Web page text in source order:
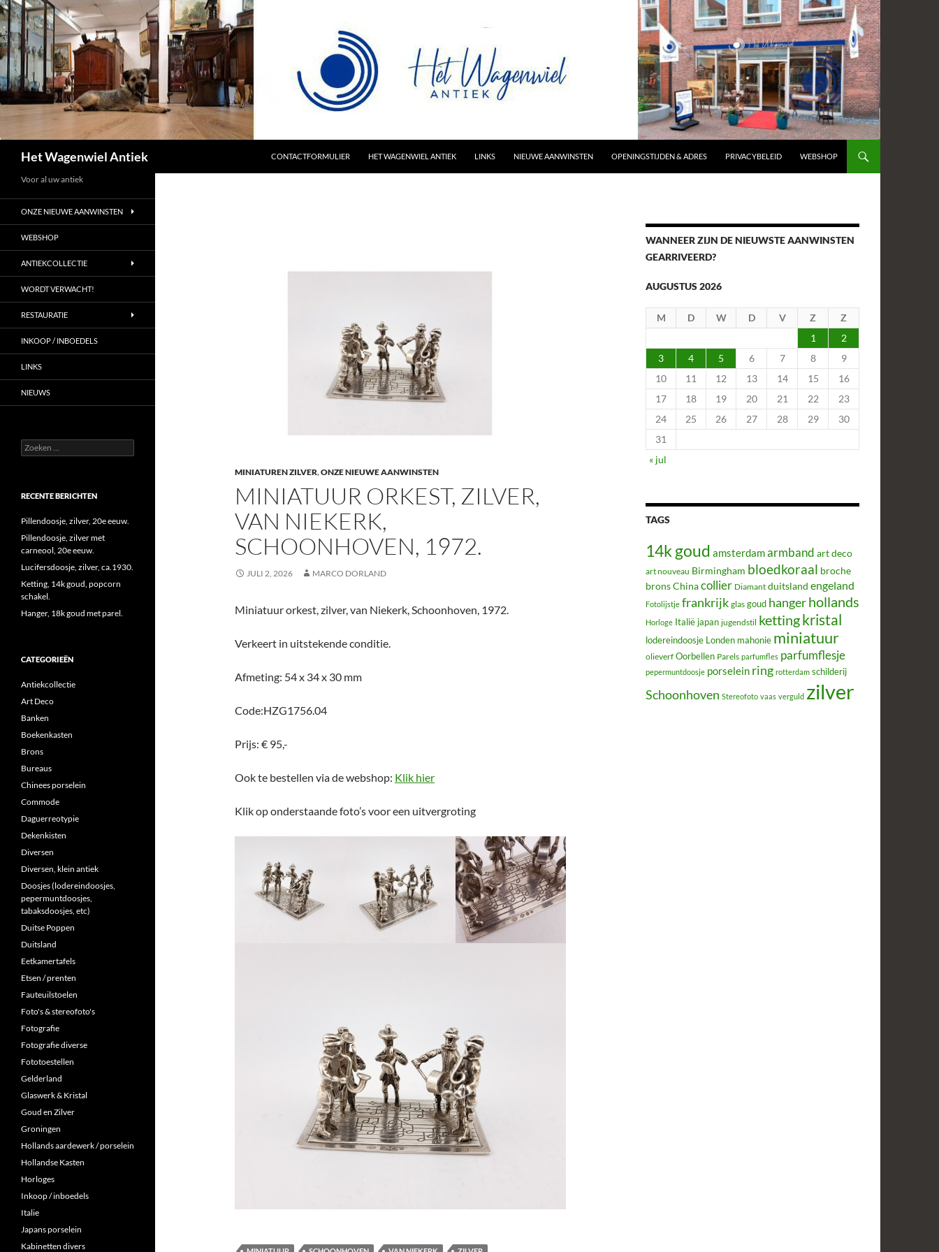
Het Wagenwiel Antiek
CONTACTFORMULIER
HET WAGENWIEL ANTIEK LINKS NIEUWE AANWINSTEN OPENINGSTIJDEN & ADRES PRIVACYBELEID WEBSHOP
MINIATUREN ZILVER,ONZE NIEUWE AANWINSTEN
MINIATUUR ORKEST, ZILVER,
VAN NIEKERK,
SCHOONHOVEN, 1972.
JULI 2, 2026 MARCO DORLAND
Miniatuur orkest, zilver, van Niekerk, Schoonhoven, 1972.
Verkeert in uitstekende conditie.
Afmeting: 54 x 34 x 30 mm
Code:HZG1756.04
Prijs: € 95,-
Ook te bestellen via de webshop: Klik hier
Klik op onderstaande foto’s voor een uitvergroting
WANNEER ZIJN DE NIEUWSTE AANWINSTEN
GEARRIVEERD?
AUGUSTUS 2026
M D W D V Z
Z
1
2
3
4 5 6 7 8
9
10
11 12 13 14 15
16
17
18 19 20 21 22
23
24
25 26 27 28 29
30
31
« jul
TAGS
14k goud amsterdamarmband art deco
art nouveau Birmingham bloedkoraal broche
bronsChinacollier Diamant duitsland engeland
Fotolijstje frankrijk glas goud hangerhollands
Horloge Italië japan jugendstil kettingkristal
lodereindoosje Londen mahonie miniatuur
olieverf Oorbellen Parels parfumfles parfumflesje
pepermuntdoosje porselein ring rotterdam schilderij
Schoonhoven Stereofoto vaas verguld zilver
Voor al uw antiek
ONZE NIEUWE AANWINSTEN
WEBSHOP
ANTIEKCOLLECTIE
WORDT VERWACHT!
RESTAURATIE
INKOOP / INBOEDELS
LINKS
NIEUWS
Zoeken
naar:
RECENTE BERICHTEN
Pillendoosje, zilver, 20e eeuw.
Pillendoosje, zilver met
carneool, 20e eeuw.
Lucifersdoosje, zilver, ca.1930.
Ketting, 14k goud, popcorn
schakel.
Hanger, 18k goud met parel.
CATEGORIEËN
Antiekcollectie
Art Deco
Banken
Boekenkasten
Brons
Bureaus
Chinees porselein
Commode
Daguerreotypie
Dekenkisten
Diversen
Diversen, klein antiek
Doosjes (lodereindoosjes,
pepermuntdoosjes,
tabaksdoosjes, etc)
Duitse Poppen
Duitsland
Eetkamertafels
Etsen / prenten
Fauteuilstoelen
Foto's & stereofoto's
Fotografie
Fotografie diverse
Fototoestellen
Gelderland
Glaswerk & Kristal
Goud en Zilver
Groningen
Hollands aardewerk / porselein
Hollandse Kasten
Horloges
Inkoop / inboedels
Italie
Japans porselein
Kabinetten divers